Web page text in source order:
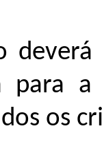
para
os